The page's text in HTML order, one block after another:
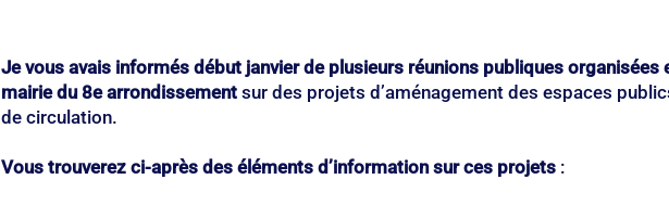
Je vous avais informés début janvier de plusieurs réunions publiques organisées
mairie du 8e arrondissement sur des projets d’aménagement des espaces
de circulation.
Vous trouverez ci-après des éléments d’information sur ces projets :